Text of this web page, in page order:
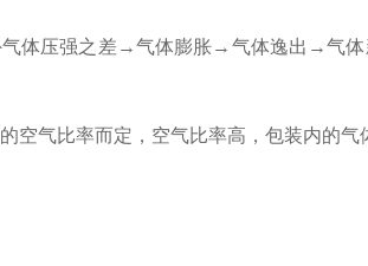
气体压强之差→气体膨胀→气体逸出→气
空气比率而定，空气比率高，包装内的气